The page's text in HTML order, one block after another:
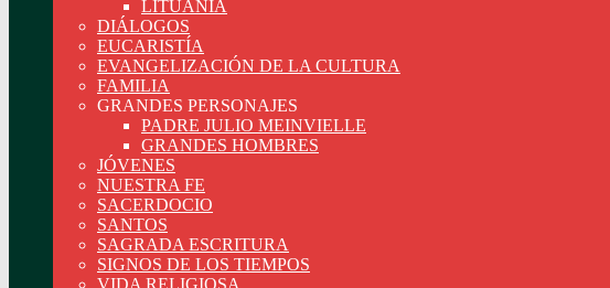
LITUANIA
DIÁLOGOS
EUCARISTÍA
EVANGELIZACIÓN DE LA CULTURA
FAMILIA
GRANDES PERSONAJES
PADRE JULIO MEINVIELLE
GRANDES HOMBRES
JÓVENES
NUESTRA FE
SACERDOCIO
SANTOS
SAGRADA ESCRITURA
SIGNOS DE LOS TIEMPOS
VIDA RELIGIOSA